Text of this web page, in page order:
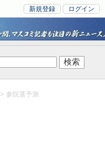
新規登録 ログイン
> 参院選予測